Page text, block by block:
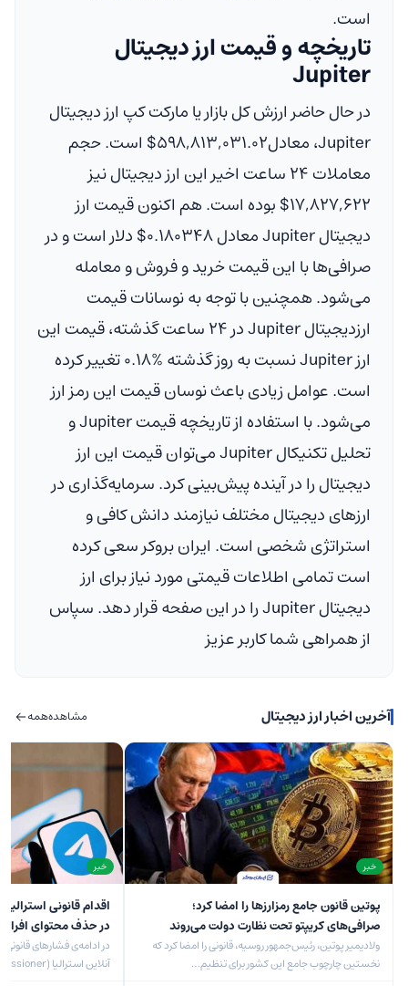
است.
تاریخچه و قیمت ارز دیجیتال
Jupiter
در حال حاضر ارزش کل بازار یا مارکت کپ ارز دیجیتال
Jupiter، معادل
$۵۹۸,۸۱۳,۰۳۱.۰۲ است. حجم
معاملات ۲۴ ساعت اخیر این ارز دیجیتال نیز
$۱۷,۸۲۷,۶۲۲بوده است. هم اکنون قیمت ارز
دیجیتال Jupiter معادل
$۰.۱۸۰۳۴۸دلاراست و در
صرافی‌ها با این قیمت خرید و فروش و معامله
می‌شود. همچنین با توجه به نوسانات قیمت
ارزدیجیتال Jupiter در ۲۴ ساعت گذشته، قیمت این
ارز Jupiter نسبت به روز گذشته
۰.۱۸%تغییر کرده
است. عوامل زیادی باعث نوسان قیمت این رمز ارز
می‌شود. با استفاده از تاریخچه قیمت Jupiter و
تحلیل تکنیکال Jupiter می‌توان قیمت این ارز
دیجیتال را در آینده پیش‌بینی کرد. سرمایه‌گذاری در
ارزهای دیجیتال مختلف نیازمند دانش کافی و
استراتژی شخصی است. ایران بروکر سعی کرده
است تمامی اطلاعات قیمتی مورد نیاز برای ارز
دیجیتال Jupiter را در این صفحه قرار دهد. سپاس
از همراهی شما کاربر عزیز
آخرین اخبار ارز دیجیتال مشاهدههمه
خبر
پوتین قانون جامع رمزارزها را امضا کرد؛
صرافی‌های کریپتو تحت نظارت دولت می‌روند
ولادیمیر پوتین، رئیس‌جمهور روسیه، قانونی را امضا کرد که
نخستین چارچوب جامع این کشور برای تنظیم…
خبر
اقدام قانونی
در حذف محتوای
در ادامه‌ی فشارهای قانونی
آنلاین استرالیا (eSafety Commissioner) با طرح دعوای…